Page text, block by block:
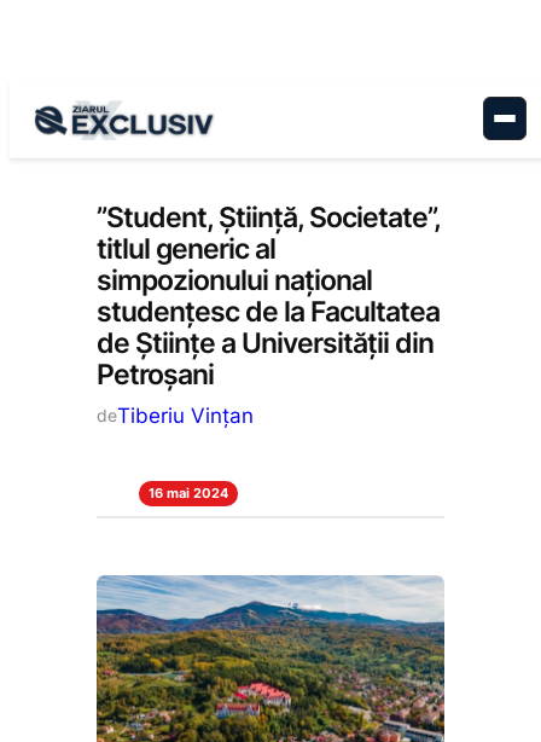
Educație, Stiri la zi
”Student, Știință, Societate”,
titlul generic al
simpozionului național
studențesc de la Facultatea
de Științe a Universității din
Petroșani
deTiberiu Vințan
16 mai 2024